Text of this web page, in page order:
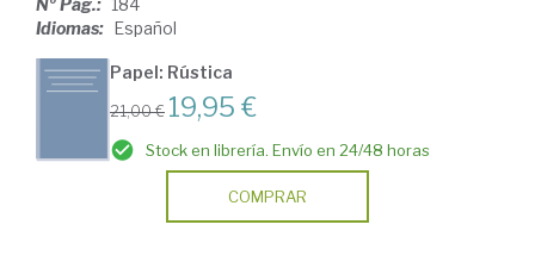
Nº Pág.: 184
Idiomas: Español
Papel: Rústica
21,00 € 19,95 €
Stock en librería. Envío en 24/48 horas
COMPRAR